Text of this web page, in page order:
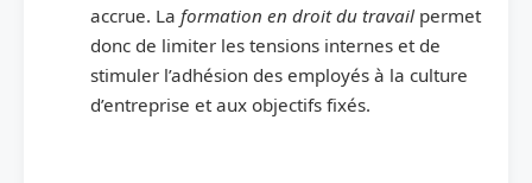
accrue. La formation en droit du travail permet
donc de limiter les tensions internes et de
stimuler l’adhésion des employés à la culture
d’entreprise et aux objectifs fixés.